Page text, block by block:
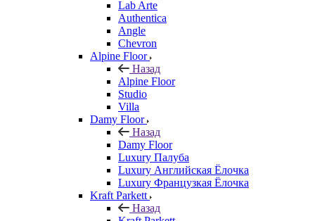
Lab Arte
Authentica
Angle
Chevron
Alpine Floor
Назад
Alpine Floor
Studio
Villa
Damy Floor
Назад
Damy Floor
Luxury Палуба
Luxury Английская Ёлочка
Luxury Французкая Ёлочка
Kraft Parkett
Назад